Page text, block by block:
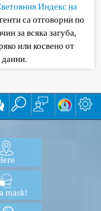
Индекс на
са отговорни по
за всяка загуба,
или косвено от
данни.
mask!